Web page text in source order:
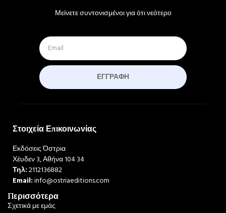
Μείνετε συντονισμένοι για ότι νεότερο
ΕΓΓΡΑΦΉ
Στοιχεία Επικοινωνίας
Εκδόσεις Όστρια
Χέυδεν 3, Αθήνα 104 34
Τηλ:2112136882
Email:info@ostriaeditions.com
Περισσότερα
Σχετικά με εμάς